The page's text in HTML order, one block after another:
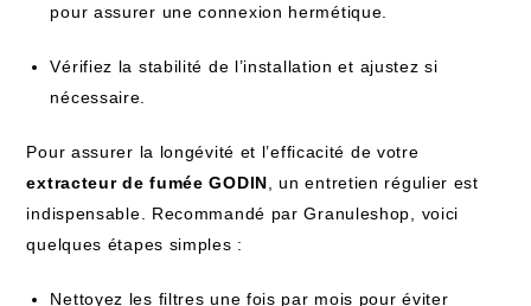
pour assurer une connexion hermétique.
Vérifiez la stabilité de l’installation et ajustez si
nécessaire.
Pour assurer la longévité et l’efficacité de votre
extracteur de fumée GODIN , un entretien régulier est
indispensable. Recommandé par Granuleshop, voici
quelques étapes simples :
Nettoyez les filtres une fois par mois pour éviter